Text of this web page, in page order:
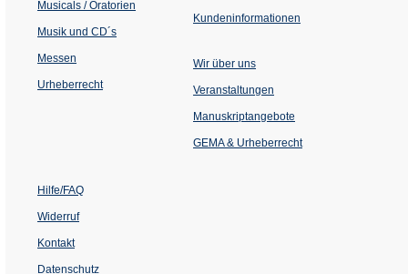
Musicals / Oratorien
Musik und CD´s
Messen
Urheberrecht
Kundeninformationen
Wir über uns
Veranstaltungen
einem
Tab)
Manuskriptangebote
GEMA & Urheberrecht
Hilfe/FAQ
Widerruf
Kontakt
Datenschutz